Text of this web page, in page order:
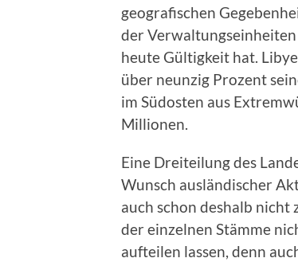
geografischen
der
heute Gültigkeit hat.
über neunzig Prozent
im Südosten aus
Millionen.
Eine Dreiteilung des
Wunsch ausländischer
auch schon deshalb
der einzelnen Stämme
aufteilen lassen, denn